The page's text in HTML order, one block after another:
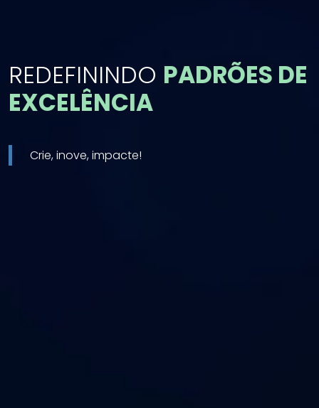
REDEFININDO PADRÕES DE
EXCELÊNCIA
Crie, inove, impacte!Crie, inove, impacte!